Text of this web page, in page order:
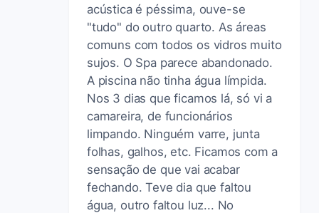
acústica é péssima, ouve-se
"tudo" do outro quarto. As áreas
comuns com todos os vidros muito
sujos. O Spa parece abandonado.
A piscina não tinha água límpida.
Nos 3 dias que ficamos lá, só vi a
camareira, de funcionários
limpando. Ninguém varre, junta
folhas, galhos, etc. Ficamos com a
sensação de que vai acabar
fechando. Teve dia que faltou
água, outro faltou luz... No